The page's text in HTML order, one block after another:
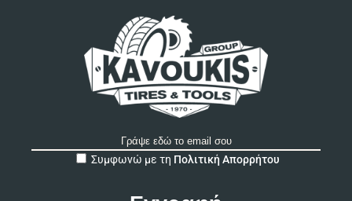
Συμφωνώ με τη Πολιτική Απορρήτου